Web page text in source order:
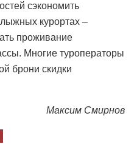
сэкономить
курортах –
проживание
Многие туроператоры
брони скидки
Максим Смирнов